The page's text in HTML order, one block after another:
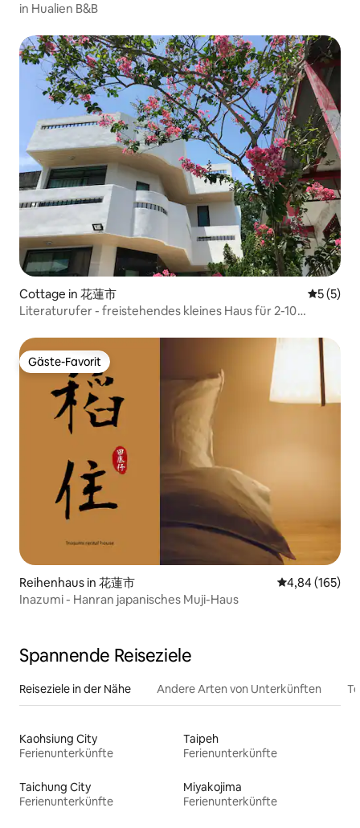
in Hualien B&B
Cottage in 花蓮市
5 (5)
Literaturufer - freistehendes kleines Haus für 2-10
ruhige Umgebung / bequemer Verkehr
Gäste-Favorit
Gäste-Favorit
Reihenhaus in 花蓮市
4,84 (165)
Inazumi - Hanran japanisches Muji-Haus
Spannende Reiseziele
Reiseziele in der Nähe Andere Arten von Unterkünften
Kaohsiung City
Ferienunterkünfte
Taipeh
Ferienunterkünfte
Taichung City
Ferienunterkünfte
Miyakojima
Ferienunterkünfte